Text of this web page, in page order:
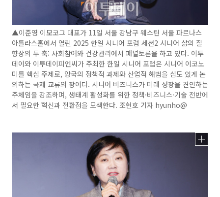
▲이준영 이모코그 대표가 11일 서울 강남구 웨스틴 서울 파르나스
아틀라스홀에서 열린 2025 한일 시니어 포럼 세션2 시니어 삶의 질
향상의 두 축: 사회참여와 건강관리에서 패널토론을 하고 있다. 이투
데이와 이투데이피엔씨가 주최한 한일 시니어 포럼은 시니어 이코노
미를 핵심 주제로, 양국의 정책적 과제와 산업적 해법을 심도 있게 논
의하는 국제 교류의 장이다. 시니어 비즈니스가 미래 성장을 견인하는
주체임을 강조하며, 생태계 활성화를 위한 정책·비즈니스·기술 전반에
서 필요한 혁신과 전환점을 모색한다. 조현호 기자 hyunho@